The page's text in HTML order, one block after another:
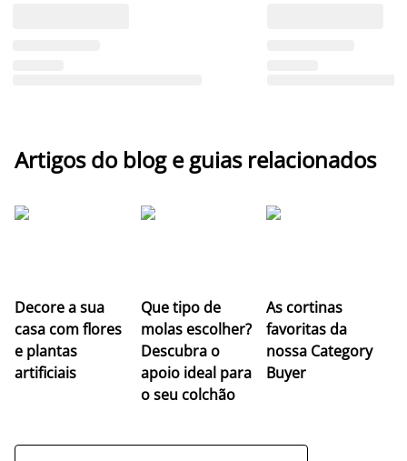
Artigos do blog e guias relacionados
Decore a sua
casa com flores
e plantas
artificiais
Que tipo de
molas escolher?
Descubra o
apoio ideal para
o seu colchão
As cortinas
favoritas da
nossa Category
Buyer